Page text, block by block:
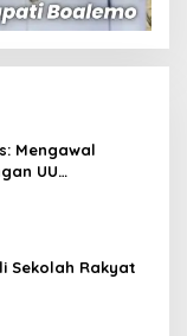
Mengawal
UU
Sekolah Rakyat